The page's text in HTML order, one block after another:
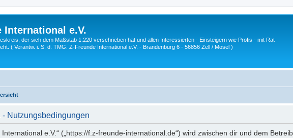
International e.V.
der sich dem Maßstab 1:220 verschrieben hat und allen Interessierten - Einsteigern wie Profis - mit Rat
( Verantw. i. S. d. TMG: Z-Freunde International e.V. - Brandenburg 6 - 56856 Zell / Mosel )
Nutzungsbedingungen
e.V.“ („https://f.z-freunde-international.de“) wird zwischen dir und dem